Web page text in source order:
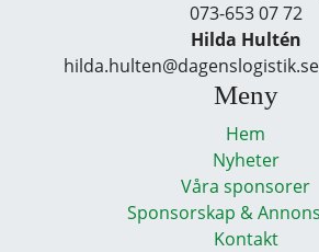
073-653 07 72
Hilda Hultén
Meny
Hem
Nyheter
Våra sponsorer
Sponsorskap &
Kontakt